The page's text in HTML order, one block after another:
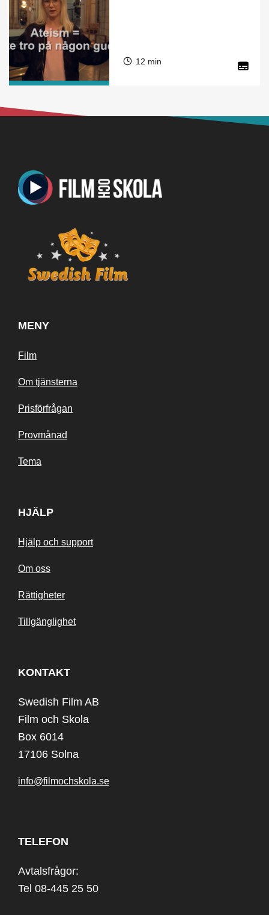
12 min
MENY
Film
Om tjänsterna
Prisförfrågan
Provmånad
Tema
HJÄLP
Hjälp och support
Om oss
Rättigheter
Tillgänglighet
KONTAKT
Swedish Film AB
Film och Skola
Box 6014
17106 Solna
info@filmochskola.se
TELEFON
Avtalsfrågor:
Tel 08-445 25 50